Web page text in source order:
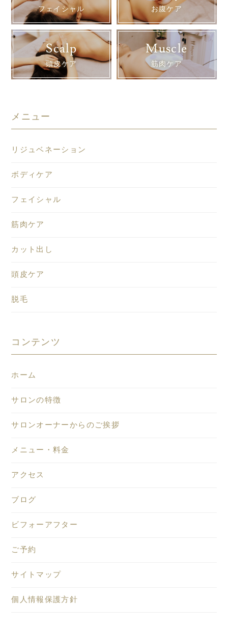
フェイシャル お腹ケア
Scalp
頭皮ケア
Muscle
筋肉ケア
メニュー
リジュベネーション
ボディケア
フェイシャル
筋肉ケア
カット出し
頭皮ケア
脱毛
コンテンツ
ホーム
サロンの特徴
サロンオーナーからのご挨拶
メニュー・料金
アクセス
ブログ
ビフォーアフター
ご予約
サイトマップ
個人情報保護方針